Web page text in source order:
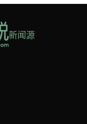
新闻源